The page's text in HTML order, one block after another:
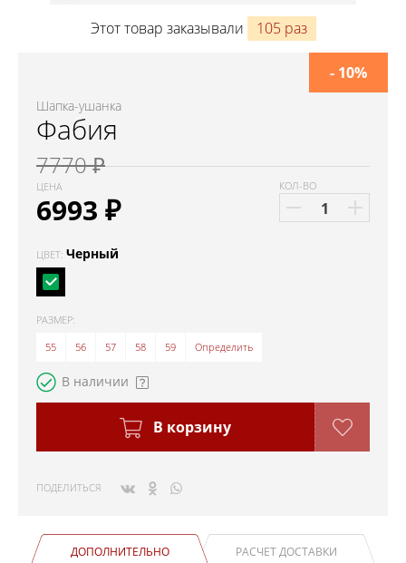
Этот товар заказывали 105 раз
Шапка-ушанка
Фабия
7770 ₽
ЦЕНА
6993 ₽
- 10%
КОЛ-ВО
ЦВЕТ: Черный
РАЗМЕР:
55
56 57 58 59 Определить
В наличии
В корзину
ПОДЕЛИТЬСЯ
ДОПОЛНИТЕЛЬНО РАСЧЕТ ДОСТАВКИ